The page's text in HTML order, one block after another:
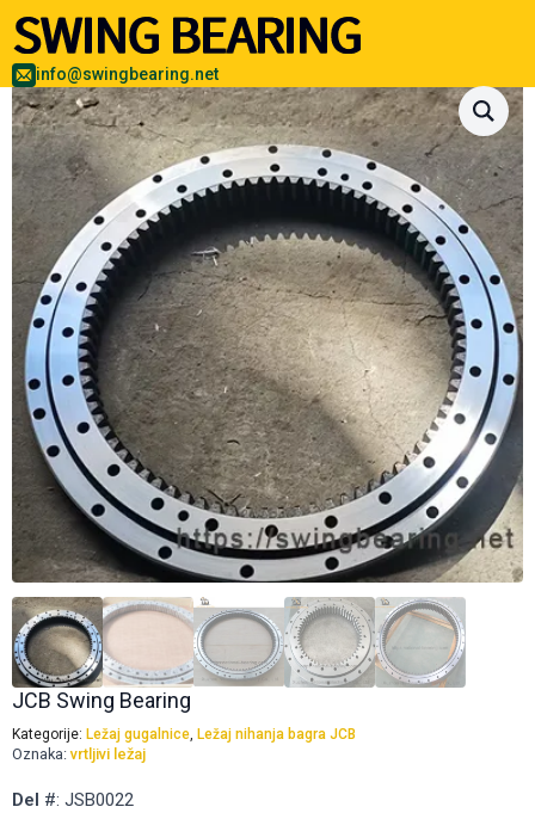
info@swingbearing.net
JCB Swing Bearing
Kategorije: Ležaj gugalnice, Ležaj nihanja bagra JCB
Oznaka:vrtljivi ležaj
Del #: JSB0022